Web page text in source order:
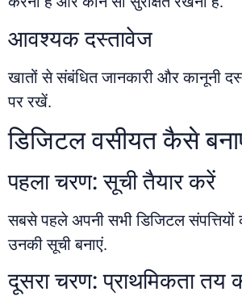
आवश्यक दस्तावेज
खातों से संबंधित जानकारी और कानूनी
पर रखें.
डिजिटल वसीयत कैसे
पहला चरण: सूची तैयार करें
सबसे पहले अपनी सभी डिजिटल
उनकी सूची बनाएं.
दूसरा चरण: प्राथमिकता तय